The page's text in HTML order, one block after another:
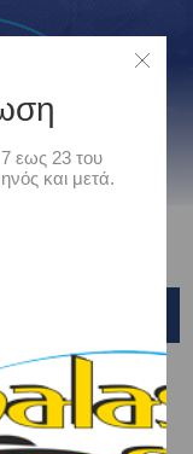
/
εως 23 του
και μετά.